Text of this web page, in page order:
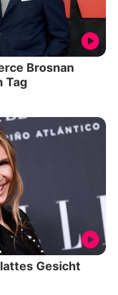
Brosnan
Tag
Gesicht